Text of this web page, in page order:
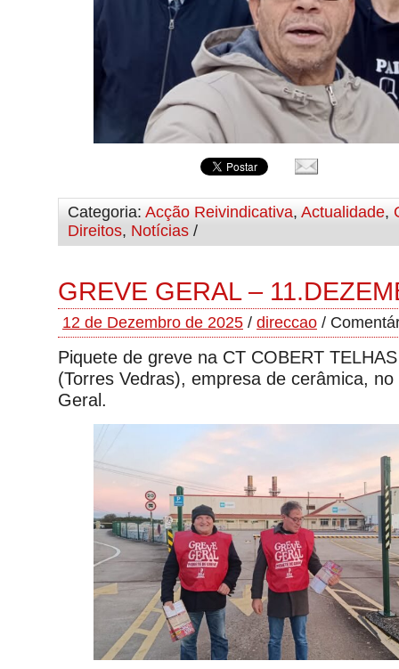
Categoria: Acção Reivindicativa, Actualidade,
Direitos, Notícias /
GREVE GERAL –
12 de Dezembro de 2025 / direccao /
Piquete de greve na CT COBERT
(Torres Vedras), empresa de cerâmica,
Geral.